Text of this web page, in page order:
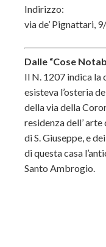
Indirizzo:
via de’ Pignattari,
Dalle “Cose
Il N. 1207 indica la
esisteva l’osteria
della via della
residenza dell’
di S. Giuseppe, e
di questa casa
Santo Ambrogio.